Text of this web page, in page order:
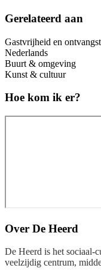
Gerelateerd aan
Gastvrijheid en ontvangst
Nederlands
Buurt & omgeving
Kunst & cultuur
Hoe kom ik er?
Over De Heerd
De Heerd is het sociaal-
veelzijdig centrum,